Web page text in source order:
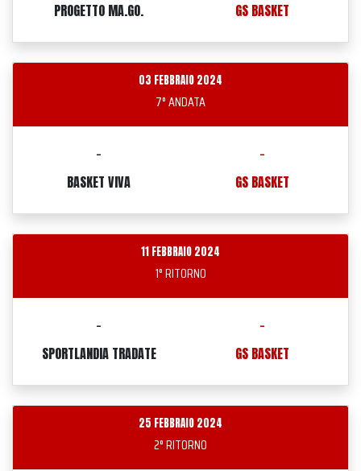
PROGETTO MA.GO. GS BASKET
03 FEBBRAIO 2024
7° ANDATA
-
BASKET VIVA
-
GS BASKET
11 FEBBRAIO 2024
1° RITORNO
-
SPORTLANDIA TRADATE
-
GS BASKET
25 FEBBRAIO 2024
2° RITORNO